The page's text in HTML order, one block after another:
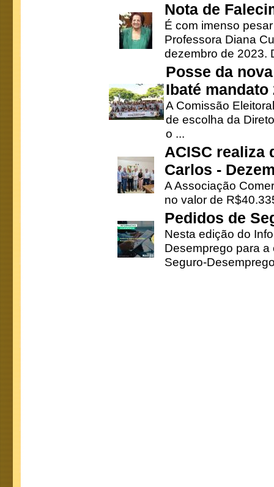
Nota de
É com imenso
Professora Diana
dezembro de 2023.
Posse da
Ibaté mandato
A Comissão
de escolha da
o ...
ACISC realiza
Carlos -
A Associação
no valor de
Pedidos de
Nesta edição do
Desemprego para
Seguro-